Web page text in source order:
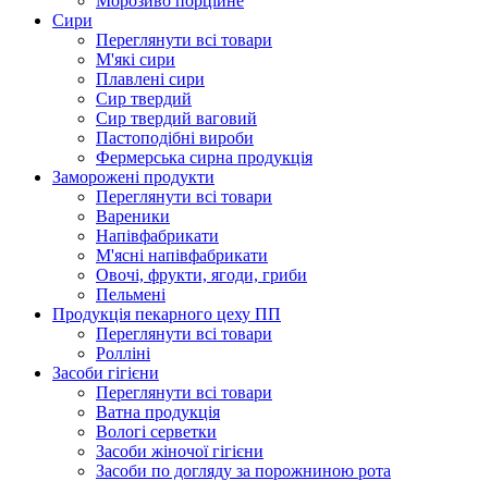
Сири
Переглянути всі товари
М'які сири
Плавлені сири
Сир твердий
Сир твердий ваговий
Пастоподібні вироби
Фермерська сирна продукція
Заморожені продукти
Переглянути всі товари
Вареники
Напівфабрикати
М'ясні напівфабрикати
Овочі, фрукти, ягоди, гриби
Пельмені
Продукцiя пекарного цеху ПП
Переглянути всі товари
Ролліні
Засоби гігієни
Переглянути всі товари
Ватна продукція
Вологi серветки
Засоби жіночої гігієни
Засоби по догляду за порожниною рота